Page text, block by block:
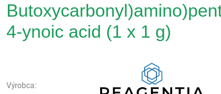
4-ynoic acid (1 x 1 g)
Výrobca: